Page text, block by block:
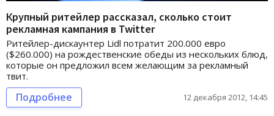
Крупный ритейлер рассказал, сколько стоит
рекламная кампания в Twitter
Ритейлер-дискаунтер Lidl потратит 200.000 евро
($260.000) на рождественские обеды из нескольких блюд,
которые он предложил всем желающим за рекламный
твит.
Подробнее 12 декабря 2012, 14:45